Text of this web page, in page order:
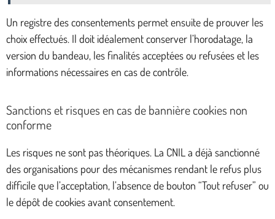
Un registre des consentements permet ensuite de prouver les
choix effectués. Il doit idéalement conserver l’horodatage, la
version du bandeau, les finalités acceptées ou refusées et les
informations nécessaires en cas de contrôle.
Sanctions et risques en cas de bannière cookies non
conforme
Les risques ne sont pas théoriques. La CNIL a déjà sanctionné
des organisations pour des mécanismes rendant le refus plus
difficile que l’acceptation, l’absence de bouton “Tout refuser” ou
le dépôt de cookies avant consentement.